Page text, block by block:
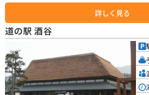
品々が販売されています。レストランでは、地元の
料理を楽しむことができます。中でも、宮崎牛を使っ
イクで訪れる場合、道の駅 ゆ～ぱるのじりは、広
て駐車できます。また、休憩所も完備されているの
会場として知られる航空自衛隊新田原基地や、国の
いる「蘇鉄自生地」など、観光スポットも充実して
詳しく見る
道の駅 酒谷